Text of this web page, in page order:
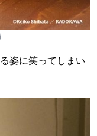
姿に笑ってしまい